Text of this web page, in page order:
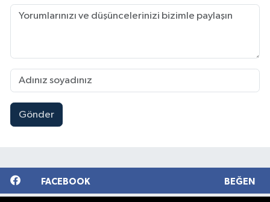
Gönder
FACEBOOK BEĞEN